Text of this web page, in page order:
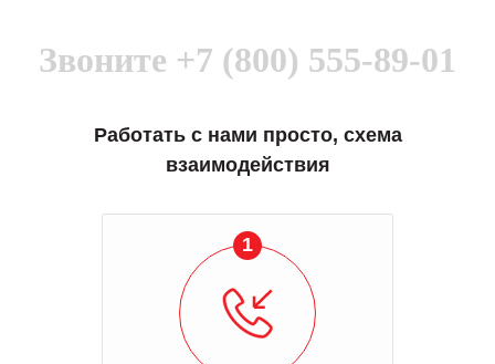
Звоните +7 (800) 555-89-01
Работать с нами просто, схема
взаимодействия
1